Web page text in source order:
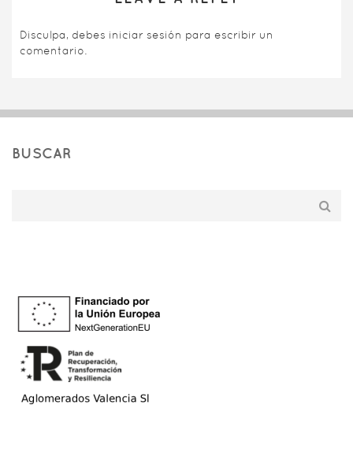
Disculpa, debes iniciar sesión para escribir un
comentario.
BUSCAR